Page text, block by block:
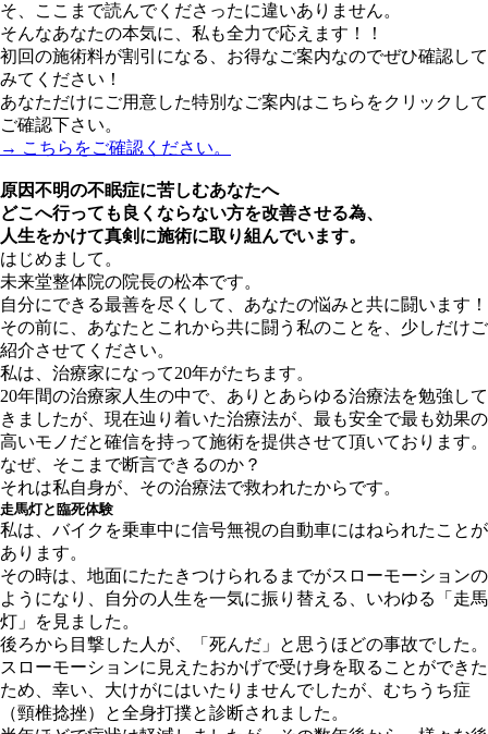
そ、ここまで読んでくださったに違いありません。
そんなあなたの本気に、私も全力で応えます！！
初回の施術料が割引になる、お得なご案内なのでぜひ確認して
みてください！
あなただけにご用意した特別なご案内はこちらをクリックして
ご確認下さい。
→ こちらをご確認ください。
原因不明の不眠症に苦しむあなたへ
どこへ行っても良くならない方を改善させる為、
人生をかけて真剣に施術に取り組んでいます。
はじめまして。
未来堂整体院の院長の松本です。
自分にできる最善を尽くして、あなたの悩みと共に闘います！
その前に、あなたとこれから共に闘う私のことを、少しだけご
紹介させてください。
私は、治療家になって20年がたちます。
20年間の治療家人生の中で、ありとあらゆる治療法を勉強して
きましたが、現在辿り着いた治療法が、最も安全で最も効果の
高いモノだと確信を持って施術を提供させて頂いております。
なぜ、そこまで断言できるのか？
それは私自身が、その治療法で救われたからです。
走馬灯と臨死体験
私は、バイクを乗車中に信号無視の自動車にはねられたことが
あります。
その時は、地面にたたきつけられるまでがスローモーションの
ようになり、自分の人生を一気に振り替える、いわゆる「走馬
灯」を見ました。
後ろから目撃した人が、「死んだ」と思うほどの事故でした。
スローモーションに見えたおかげで受け身を取ることができた
ため、幸い、大けがにはいたりませんでしたが、 むちうち症
（頸椎捻挫）と全身打撲と診断されました。